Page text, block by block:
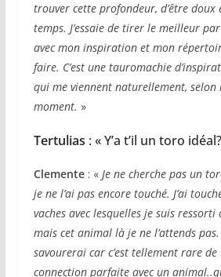
trouver cette profondeur, d’être doux
temps. J’essaie de tirer le meilleur
avec mon inspiration et mon
faire. C’est une tauromachie
qui me viennent naturellement,
moment. »
Tertulias : « Y’a t’il un toro
Clemente : «Je ne cherche pas un
je ne l’ai pas encore touché. J’ai
vaches avec lesquelles je suis ressorti
mais cet animal là je ne l’attends
savourerai car c’est tellement rare
connection parfaite avec un